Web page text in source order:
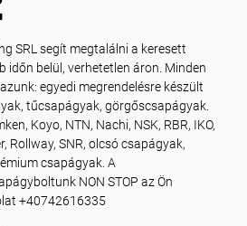
SRL segít megtalálni a keresett
időn belül, verhetetlen áron. Minden
egyedi megrendelésre készült
tűcsapágyak, görgőscsapágyak.
Koyo, NTN, Nachi, NSK, RBR, IKO,
Rollway, SNR, olcsó csapágyak,
csapágyak. A
NON STOP az Ön
+40742616335